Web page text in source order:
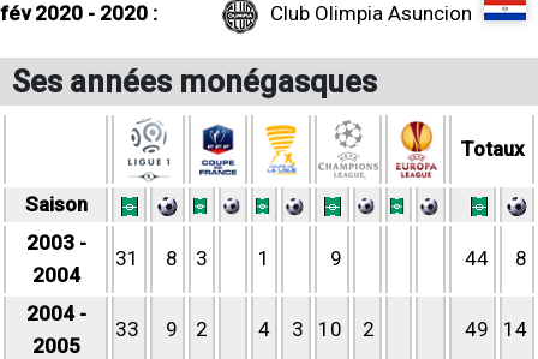
fév 2020 - 2020 : Club Olimpia Asuncion
Ses années monégasques
Totaux
Saison
2003 -
2004
31 8 3 1 9 44 8
2004 -
2005
33 9 2 4 3 10 2 49 14